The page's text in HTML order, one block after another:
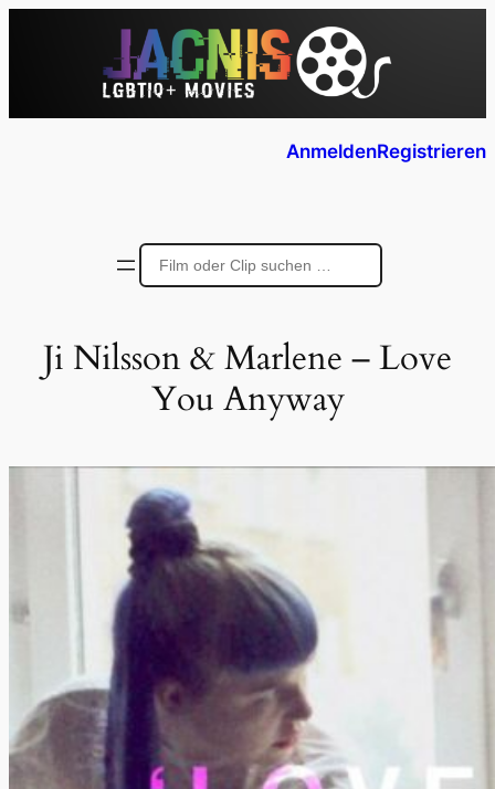
AnmeldenRegistrieren
Ji Nilsson & Marlene – Love
You Anyway